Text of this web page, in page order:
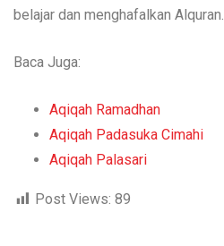
belajar dan menghafalkan Alquran.
Baca Juga:
Aqiqah Ramadhan
Aqiqah Padasuka Cimahi
Aqiqah Palasari
Post Views: 89